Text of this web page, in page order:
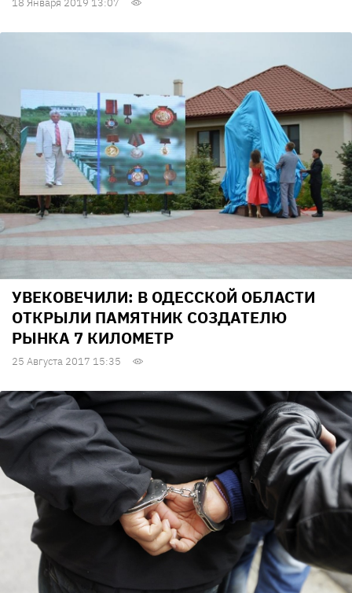
18 Января 2019 13:07
УВЕКОВЕЧИЛИ: В ОДЕССКОЙ ОБЛАСТИ
ОТКРЫЛИ ПАМЯТНИК СОЗДАТЕЛЮ
РЫНКА 7 КИЛОМЕТР
25 Августа 2017 15:35